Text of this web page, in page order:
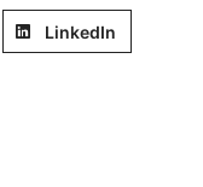
LinkedIn